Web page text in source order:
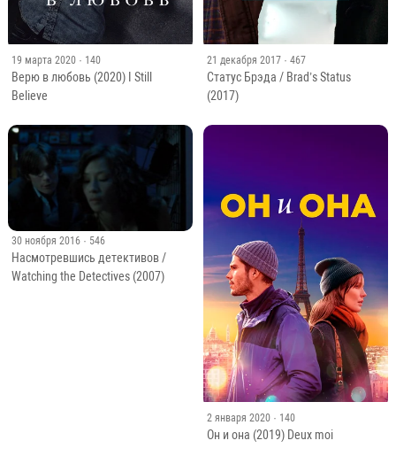
19 марта 2020 · 140
Верю в любовь (2020) I Still
Believe
21 декабря 2017 · 467
Статус Брэда / Brad’s Status
(2017)
30 ноября 2016 · 546
Насмотревшись детективов /
Watching the Detectives (2007)
2 января 2020 · 140
Он и она (2019) Deux moi